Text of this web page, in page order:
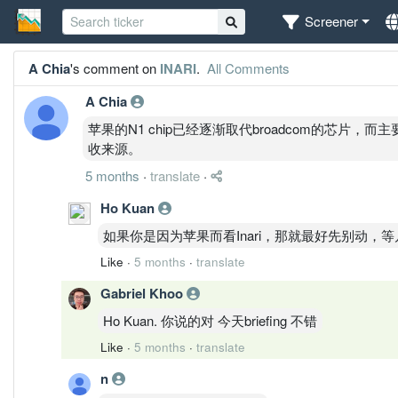
Screener
A Chia's comment on INARI. All Comments
A Chia
苹果的N1 chip已经逐渐取代broadcom的芯片，而
收来源。
5 months · translate ·
Ho Kuan
如果你是因为苹果而看Inari，那就最好先别动，
Like · 5 months · translate
Gabriel Khoo
Ho Kuan. 你说的对 今天briefing 不错
Like · 5 months · translate
n